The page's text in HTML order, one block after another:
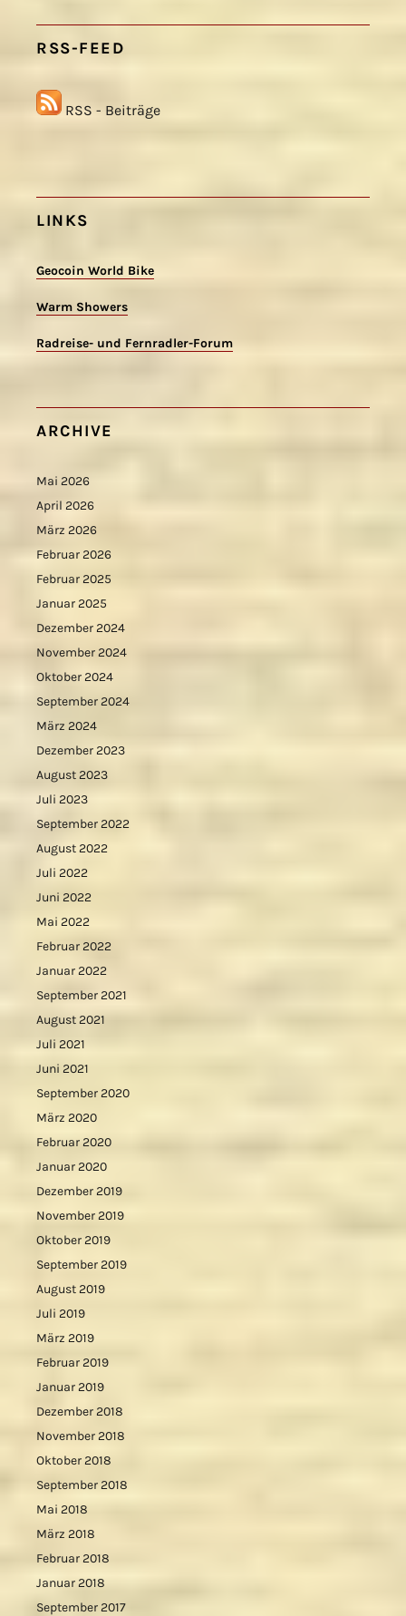
RSS-FEED
RSS - Beiträge
LINKS
Geocoin World Bike
Warm Showers
Radreise- und Fernradler-Forum
ARCHIVE
Mai 2026
April 2026
März 2026
Februar 2026
Februar 2025
Januar 2025
Dezember 2024
November 2024
Oktober 2024
September 2024
März 2024
Dezember 2023
August 2023
Juli 2023
September 2022
August 2022
Juli 2022
Juni 2022
Mai 2022
Februar 2022
Januar 2022
September 2021
August 2021
Juli 2021
Juni 2021
September 2020
März 2020
Februar 2020
Januar 2020
Dezember 2019
November 2019
Oktober 2019
September 2019
August 2019
Juli 2019
März 2019
Februar 2019
Januar 2019
Dezember 2018
November 2018
Oktober 2018
September 2018
Mai 2018
März 2018
Februar 2018
Januar 2018
September 2017